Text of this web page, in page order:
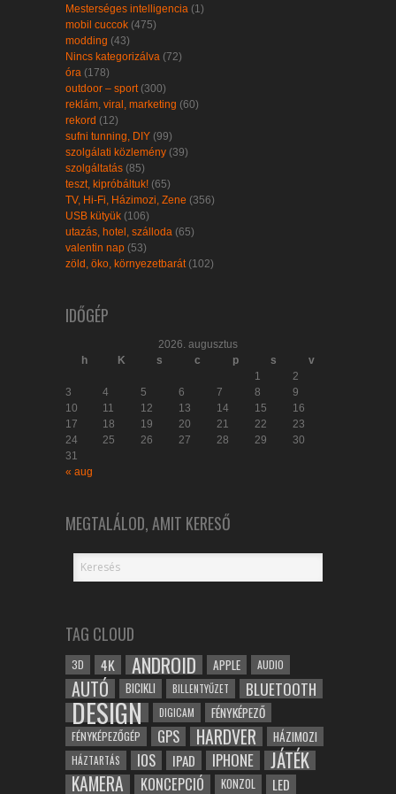
Mesterséges intelligencia (1)
mobil cuccok (475)
modding (43)
Nincs kategorizálva (72)
óra (178)
outdoor – sport(300)
reklám, viral, marketing (60)
rekord (12)
sufni tunning, DIY (99)
szolgálati közlemény (39)
szolgáltatás (85)
teszt, kipróbáltuk! (65)
TV, Hi-Fi, Házimozi, Zene (356)
USB kütyük (106)
utazás, hotel, szálloda (65)
valentin nap (53)
zöld, öko, környezetbarát(102)
IDŐGÉP
2026. augusztus
h
K s c p s
v
1
2
3
4 5 6 7 8
9
10
11 12 13 14 15
16
17
18 19 20 21 22
23
24
25 26 27 28 29
30
31
« aug
MEGTALÁLOD, AMIT KERESŐ
TAG CLOUD
3D 4K ANDROID APPLE AUDIO
AUTÓ BICIKLI BILLENTYŰZET BLUETOOTH
DESIGN DIGICAM FÉNYKÉPEZŐ
FÉNYKÉPEZŐGÉP GPS HARDVER HÁZIMOZI
HÁZTARTÁS IOS IPAD IPHONE JÁTÉK
KAMERA KONCEPCIÓ KONZOL LED